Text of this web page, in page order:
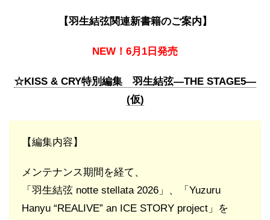
【羽生結弦関連新書籍のご案内】
NEW！6月1日発売
☆KISS & CRY特別編集 羽生結弦―THE STAGE5―
(仮)
【編集内容】
メンテナンス期間を経て、
「羽生結弦 notte stellata 2026」、「Yuzuru
Hanyu “REALIVE” an ICE STORY project」を